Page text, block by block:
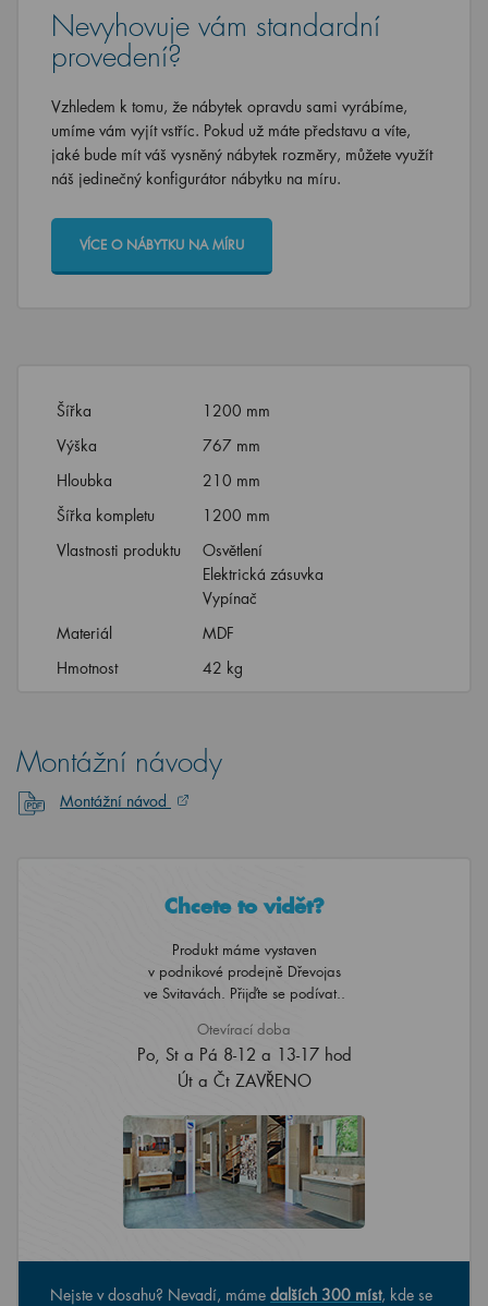
Nevyhovuje vám standardní
provedení?
Vzhledem k tomu, že nábytek opravdu sami vyrábíme,
umíme vám vyjít vstříc. Pokud už máte představu a víte,
jaké bude mít váš vysněný nábytek rozměry, můžete využít
náš jedinečný konfigurátor nábytku na míru.
VÍCE O NÁBYTKU NA MÍRU
Šířka
1200 mm
Výška
767 mm
Hloubka
210 mm
Šířka kompletu
1200 mm
Vlastnosti produktu
Osvětlení
Elektrická zásuvka
Vypínač
Materiál
MDF
Hmotnost
42 kg
Montážní návody
Montážní návod
Chcete to vidět?
Produkt máme vystaven
v podnikové prodejně Dřevojas
ve Svitavách. Přijďte se podívat..
Otevírací doba
Po, St a Pá 8-12 a 13-17 hod
Út a Čt ZAVŘENO
Nejste v dosahu? Nevadí, máme dalších 300 míst, kde se